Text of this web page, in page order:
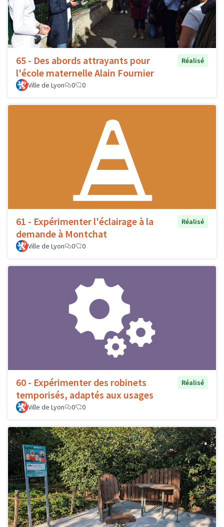
65 - Des abords attrayants pour
l'école maternelle Alain Fournier
Réalisé
Ville de Lyon 0 0
61 - Expérimenter l'éclairage à la
demande à Montchat
Réalisé
Ville de Lyon 0 0
60 - Expérimenter des robinets
temporisés, adaptés aux usages
Réalisé
Ville de Lyon 0 0